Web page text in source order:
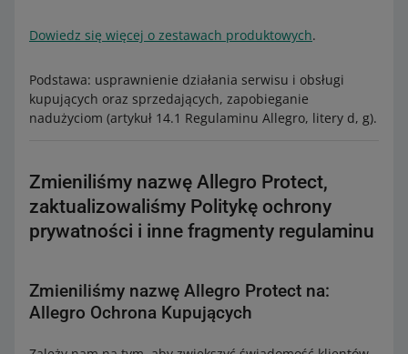
Dowiedz się więcej o zestawach produktowych.
Podstawa: usprawnienie działania serwisu i obsługi
kupujących oraz sprzedających, zapobieganie
nadużyciom (artykuł 14.1 Regulaminu Allegro, litery d, g).
Zmieniliśmy nazwę Allegro Protect,
zaktualizowaliśmy Politykę ochrony
prywatności i inne fragmenty regulaminu
Zmieniliśmy nazwę Allegro Protect na:
Allegro Ochrona Kupujących